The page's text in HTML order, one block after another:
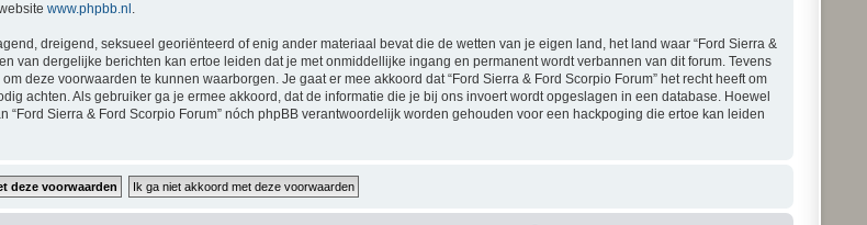
www.phpbb.nl .
dreigend, seksueel georiënteerd of enig ander materiaal bevat die de wetten van je eigen land, het land waar “Ford Sierra &
van dergelijke berichten kan ertoe leiden dat je met onmiddellijke ingang en permanent wordt verbannen van dit forum. Tevens
deze voorwaarden te kunnen waarborgen. Je gaat er mee akkoord dat “Ford Sierra & Ford Scorpio Forum” het recht heeft om
achten. Als gebruiker ga je ermee akkoord, dat de informatie die je bij ons invoert wordt opgeslagen in een database. Hoewel
Sierra & Ford Scorpio Forum” nóch phpBB verantwoordelijk worden gehouden voor een hackpoging die ertoe kan leiden